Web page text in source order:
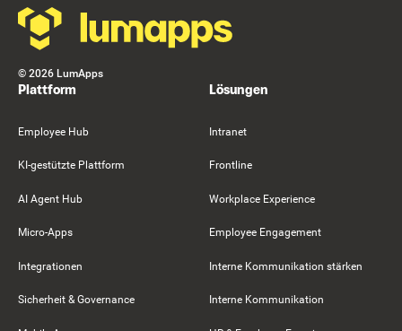
© 2026 LumApps
Plattform
Employee Hub
KI-gestützte Plattform
AI Agent Hub
Micro-Apps
Integrationen
Sicherheit & Governance
Lösungen
Intranet
Frontline
Workplace Experience
Employee Engagement
Interne Kommunikation stärken
Interne Kommunikation